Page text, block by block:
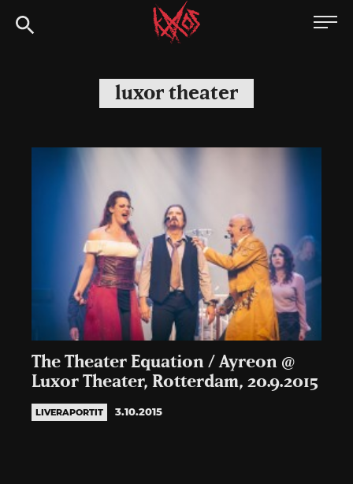
Siirry
suoraan
Kaaoszine
luxor theater
The Theater Equation / Ayreon @
Luxor Theater, Rotterdam, 20.9.2015
LIVERAPORTIT 3.10.2015